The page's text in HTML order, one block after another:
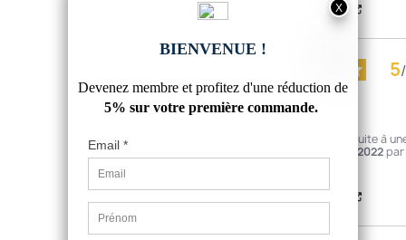
Signaler
5/
Avis vérifié
conforme
, suite à
05/07/2022 par